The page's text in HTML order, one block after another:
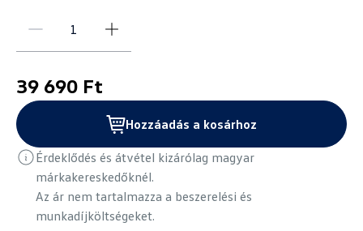
39 690 Ft
Hozzáadás a kosárhoz
Érdeklődés és átvétel kizárólag magyar
márkakereskedőknél.
Az ár nem tartalmazza a beszerelési és
munkadíjköltségeket.